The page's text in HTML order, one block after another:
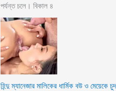
পর্যন্ত চলে। বিকাল ৪
হিন্দু ম্যানেজার মালিকের ধার্মিক বউ ও মেয়েকে